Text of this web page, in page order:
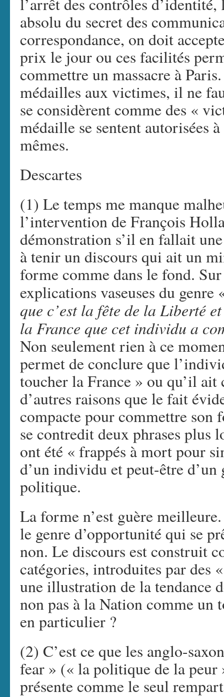
absolu du secret des
correspondance, on doit
prix le jour ou ces facilités
commettre un massacre à
médailles aux victimes, il ne
se considèrent comme des «
médaille se sentent autorisées
mêmes.
Descartes
(1) Le temps me manque
l’intervention de François
démonstration s’il en fallait
à tenir un discours qui ait un
forme comme dans le fond.
explications vaseuses du genre
que c’est la fête de la Liberté
la France que cet individu a
Non seulement rien à ce
permet de conclure que
toucher la France » ou qu’il
d’autres raisons que le fait
compacte pour commettre
se contredit deux phrases plus
ont été « frappés à mort pour
d’un individu et peut-être
politique.
La forme n’est guère
le genre d’opportunité qui se
non. Le discours est construit
catégories, introduites par
une illustration de la tendance
non pas à la Nation comme un
en particulier ?
(2) C’est ce que les anglo-
fear » (« la politique de la
présente comme le seul